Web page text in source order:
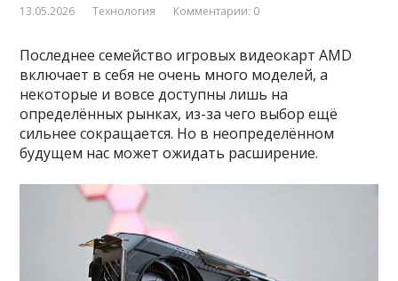
13.05.2026 Технология Комментарии: 0
Последнее семейство игровых видеокарт AMD
включает в себя не очень много моделей, а
некоторые и вовсе доступны лишь на
определённых рынках, из-за чего выбор ещё
сильнее сокращается. Но в неопределённом
будущем нас может ожидать расширение.